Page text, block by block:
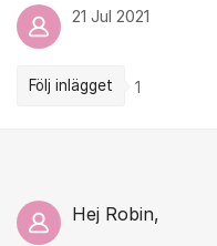
21 Jul 2021
Följ inlägget 1
Hej Robin,